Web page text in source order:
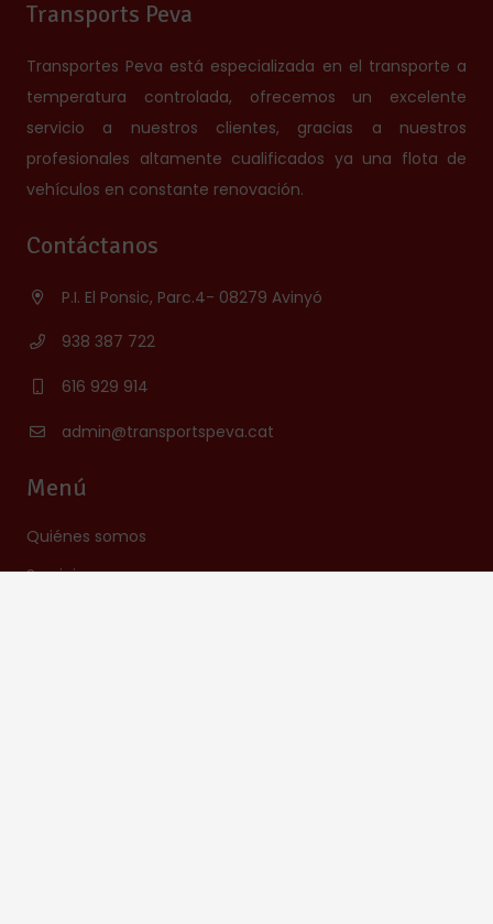
Transports Peva
Transportes Peva está especializada en el transporte a
temperatura controlada, ofrecemos un excelente
servicio a nuestros clientes, gracias a nuestros
profesionales altamente cualificados ya una flota de
vehículos en constante renovación.
Contáctanos
P.I. El Ponsic, Parc.4- 08279 Avinyó
938 387 722
616 929 914
admin@transportspeva.cat
Menú
Quiénes somos
Servicios